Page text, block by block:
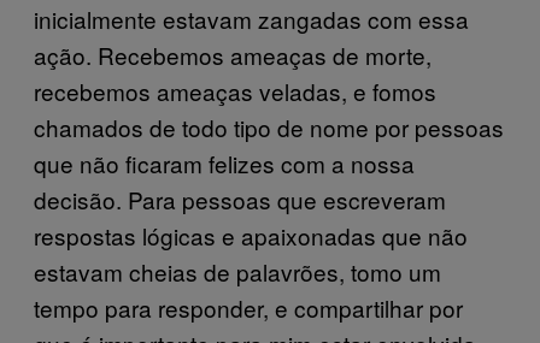
inicialmente estavam zangadas com essa
ação. Recebemos ameaças de morte,
recebemos ameaças veladas, e fomos
chamados de todo tipo de nome por pessoas
que não ficaram felizes com a nossa
decisão. Para pessoas que escreveram
respostas lógicas e apaixonadas que não
estavam cheias de palavrões, tomo um
tempo para responder, e compartilhar por